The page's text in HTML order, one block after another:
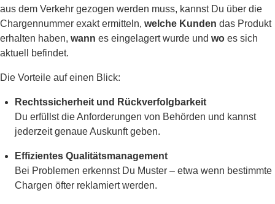
aus dem Verkehr gezogen werden muss, kannst Du über die
Chargennummer exakt ermitteln, welche Kunden das Produkt
erhalten haben, wann es eingelagert wurde und wo es sich
aktuell befindet.
Die Vorteile auf einen Blick:
Rechtssicherheit und Rückverfolgbarkeit
Du erfüllst die Anforderungen von Behörden und kannst
jederzeit genaue Auskunft geben.
Effizientes Qualitätsmanagement
Bei Problemen erkennst Du Muster – etwa wenn bestimmte
Chargen öfter reklamiert werden.